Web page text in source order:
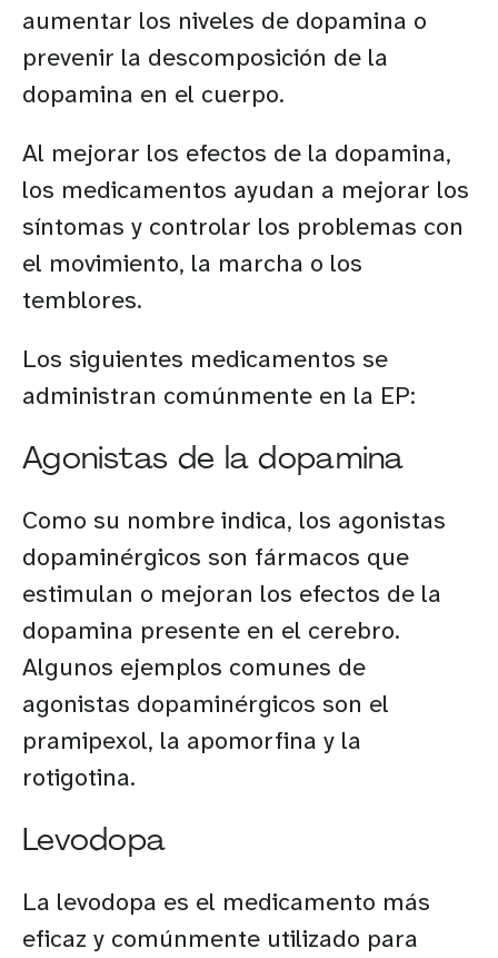
aumentar los niveles de dopamina o
prevenir la descomposición de la
dopamina en el cuerpo.
Al mejorar los efectos de la dopamina,
los medicamentos ayudan a mejorar los
síntomas y controlar los problemas con
el movimiento, la marcha o los
temblores.
Los siguientes medicamentos se
administran comúnmente en la EP:
Agonistas de la dopamina
Como su nombre indica, los agonistas
dopaminérgicos son fármacos que
estimulan o mejoran los efectos de la
dopamina presente en el cerebro.
Algunos ejemplos comunes de
agonistas dopaminérgicos son el
pramipexol, la apomorfina y la
rotigotina.
Levodopa
La levodopa es el medicamento más
eficaz y comúnmente utilizado para